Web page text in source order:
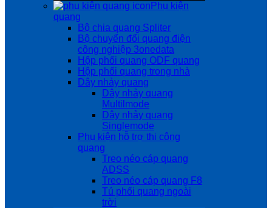
Phụ kiện
quang
Bộ chia quang Spliter
Bộ chuyển đổi quang điện
công nghiệp 3onedata
Hộp phối quang ODF quang
Hộp phối quang trong nhà
Dây nhảy quang
Dây nhảy quang
Multilmode
Dây nhảy quang
Singlemode
Phụ kiện hỗ trợ thi công
quang
Treo néo cáp quang
ADSS
Treo néo cáp quang F8
Tủ phối quang ngoài
trời